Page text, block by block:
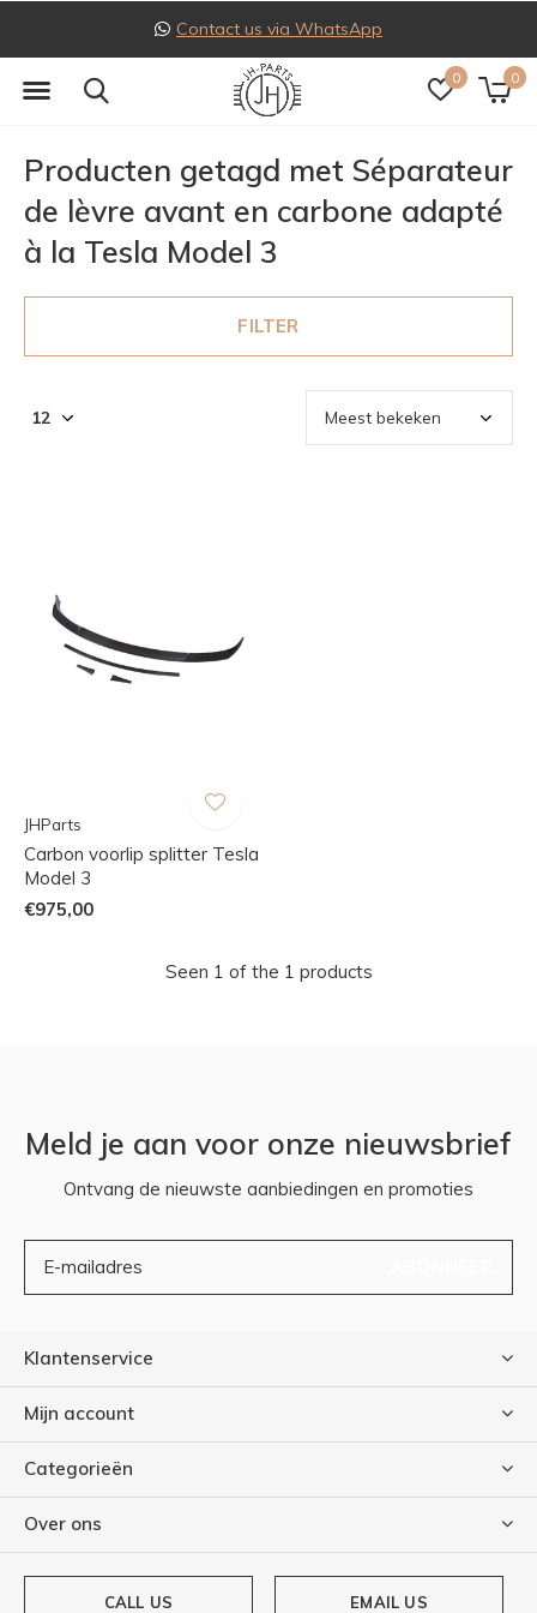
0 0
Contact us via WhatsApp
Producten getagd met Séparateur
de lèvre avant en carbone adapté
à la Tesla Model 3
FILTER
JHParts
Carbon voorlip splitter Tesla
Model 3
€975,00
Seen 1 of the 1 products
Meld je aan voor onze nieuwsbrief
Ontvang de nieuwste aanbiedingen en promoties
Klantenservice
Mijn account
Categorieën
Over ons
CALL US EMAIL US